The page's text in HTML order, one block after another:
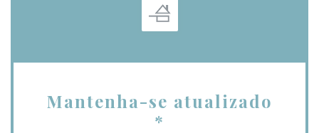
Mantenha-se atualizado
*